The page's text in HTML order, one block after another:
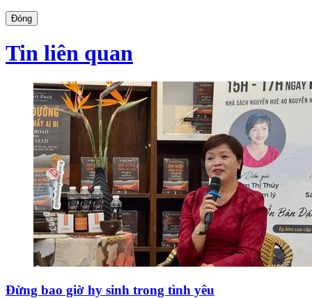
Đóng
Tin liên quan
Đừng bao giờ hy sinh trong tình yêu